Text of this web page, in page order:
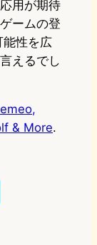
用が期待
ームの登
能性を広
えるでし
& More.